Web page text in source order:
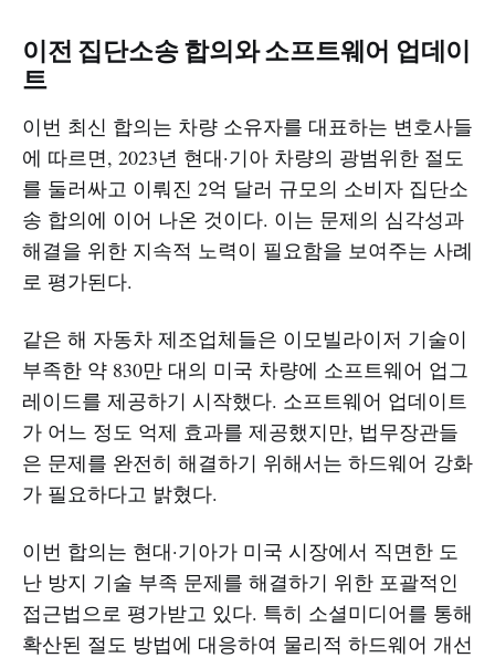
이전 집단소송 합의와 소프트웨어 업데이
트
이번 최신 합의는 차량 소유자를 대표하는 변호사들
에 따르면, 2023년 현대·기아 차량의 광범위한 절도
를 둘러싸고 이뤄진 2억 달러 규모의 소비자 집단소
송 합의에 이어 나온 것이다. 이는 문제의 심각성과
해결을 위한 지속적 노력이 필요함을 보여주는 사례
로 평가된다.
같은 해 자동차 제조업체들은 이모빌라이저 기술이
부족한 약 830만 대의 미국 차량에 소프트웨어 업그
레이드를 제공하기 시작했다. 소프트웨어 업데이트
가 어느 정도 억제 효과를 제공했지만, 법무장관들
은 문제를 완전히 해결하기 위해서는 하드웨어 강화
가 필요하다고 밝혔다.
이번 합의는 현대·기아가 미국 시장에서 직면한 도
난 방지 기술 부족 문제를 해결하기 위한 포괄적인
접근법으로 평가받고 있다. 특히 소셜미디어를 통해
확산된 절도 방법에 대응하여 물리적 하드웨어 개선